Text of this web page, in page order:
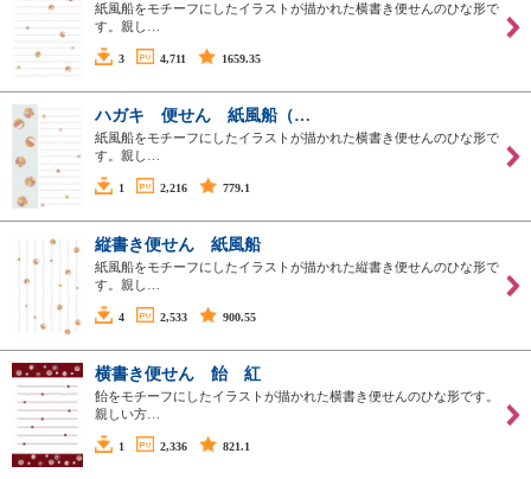
紙風船をモチーフにしたイラストが描かれた横書き便せんのひな形で
す。親し…
3 4,711 1659.35
ハガキ 便せん 紙風船（…
紙風船をモチーフにしたイラストが描かれた横書き便せんのひな形で
す。親し…
1 2,216 779.1
縦書き便せん 紙風船
紙風船をモチーフにしたイラストが描かれた縦書き便せんのひな形で
す。親し…
4 2,533 900.55
横書き便せん 飴 紅
飴をモチーフにしたイラストが描かれた横書き便せんのひな形です。
親しい方…
1 2,336 821.1